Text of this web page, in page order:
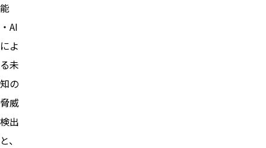
能
・AI
によ
る未
知の
脅威
検出
と、